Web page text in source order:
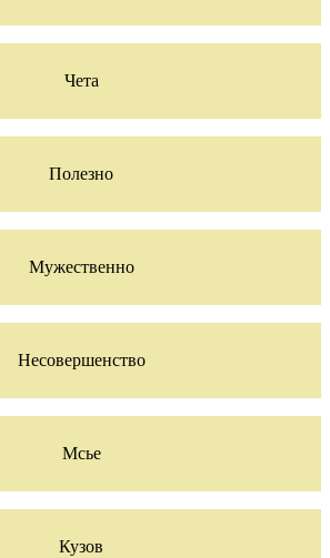
Чета
Полезно
Мужественно
Несовершенство
Мсье
Кузов